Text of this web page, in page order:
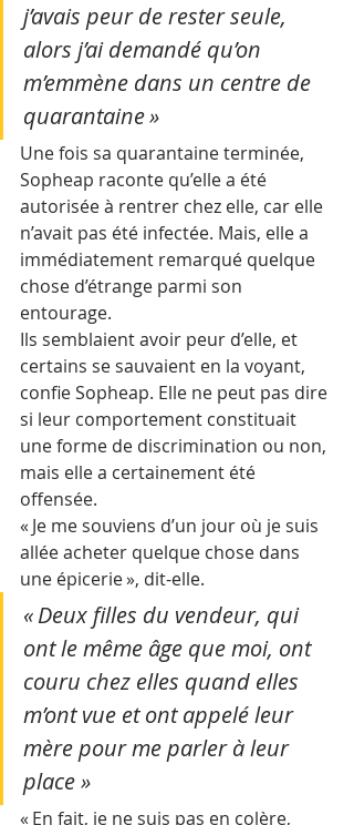
j’avais peur de rester seule,
alors j’ai demandé qu’on
m’emmène dans un centre de
quarantaine »
Une fois sa quarantaine terminée,
Sopheap raconte qu’elle a été
autorisée à rentrer chez elle, car elle
n’avait pas été infectée. Mais, elle a
immédiatement remarqué quelque
chose d’étrange parmi son
entourage.
Ils semblaient avoir peur d’elle, et
certains se sauvaient en la voyant,
confie Sopheap. Elle ne peut pas dire
si leur comportement constituait
une forme de discrimination ou non,
mais elle a certainement été
offensée.
« Je me souviens d’un jour où je suis
allée acheter quelque chose dans
une épicerie », dit-elle.
« Deux filles du vendeur, qui
ont le même âge que moi, ont
couru chez elles quand elles
m’ont vue et ont appelé leur
mère pour me parler à leur
place »
« En fait, je ne suis pas en colère,